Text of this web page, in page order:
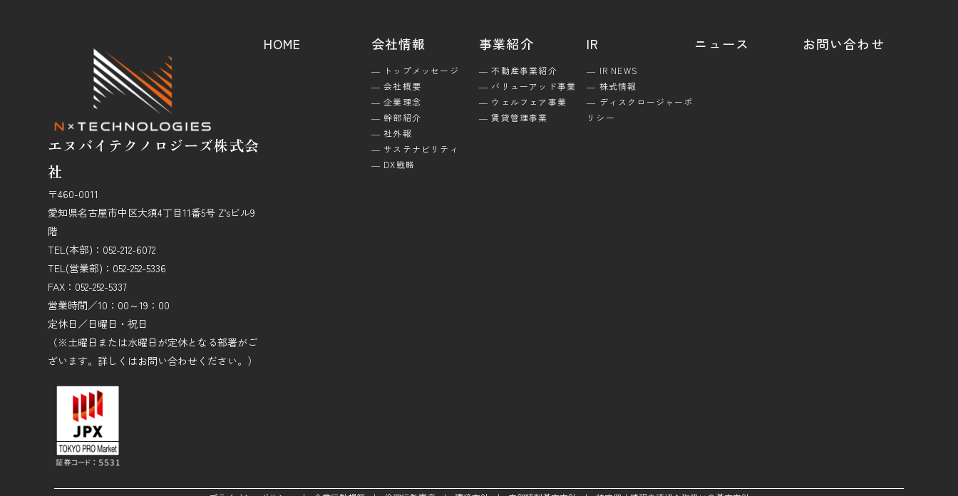
エヌバイテクノロジーズ株式会
社
〒460-0011
愛知県名古屋市中区大須4丁目11番5号 Z’sビル9
階
TEL(本部)：052-212-6072
TEL(営業部)：052-252-5336
FAX：052-252-5337
営業時間／10：00～19：00
定休日／日曜日・祝日
（※土曜日または水曜日が定休となる部署がご
ざいます。詳しくはお問い合わせください。）
HOME 会社情報
― トップメッセージ
― 会社概要
― 企業理念
― 幹部紹介
― 社外報
― サステナビリティ
― DX戦略
事業紹介
― 不動産事業紹介
― バリューアッド事業
― ウェルフェア事業
― 賃貸管理事業
IR
― IR NEWS
― 株式情報
― ディスクロージャーポ
リシー
ニュース お問い合わせ